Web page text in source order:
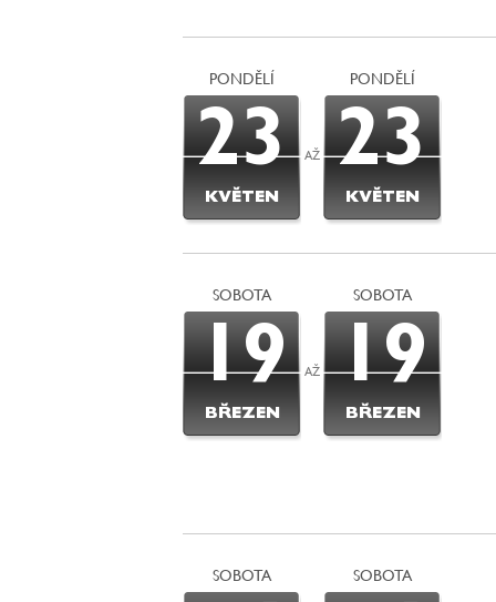
PONDĚLÍ
23
KVĚTEN
AŽ
PONDĚLÍ
23
KVĚTEN
SOBOTA
19
BŘEZEN
AŽ
SOBOTA
19
BŘEZEN
SOBOTA SOBOTA